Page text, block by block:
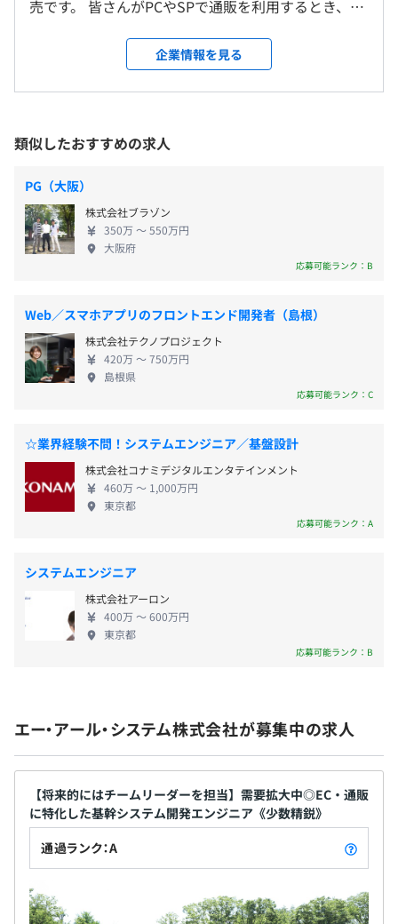
案件規模によりアジャイル開発とウォーターフォール開発
イトの開発は自社でプロジェクト管理し外部ベンダーに開
発を委託しています。
今後はECサイトの開発も自社内でおこなえる体制をつく
っていく予定です。
プロジェクトを進めていく際には、毎週のチームミーティ
日々チーム内でコミュニケーションを取っています。
【開発環境】
・OS：Windows、Linux
・言語：PHP、HTML5＋CSS3、JavaScript、Sass
・DB：MySQL、PostgreSQL
・バージョン管理：Git
Webチーム：2名
基幹チーム：13名
インフラチーム：2名
サポートチーム：8名
・完全週休2日制（土・日）
・祝日
・年末年始休暇
・夏季休暇
・有給休暇（入社半年後に10日間）
・通勤交通費（全額支給／上限3万円）
・住宅手当（上限として2万円まで支給／30分圏内および
家賃の50％まで）
・福利厚生サービスの各種サービス利用可
年1回（業績による）
社会保険完備（健康保険・厚生年金加入・雇用保険・労災
3カ月（待遇の変更はありません）
売です。 皆さんがPCやSPで通販を利用するとき、商
となっています。 たとえば、注文を受ける前に、在
庫があるかどうかをリアルタイムで表示しなければ
なりませんし、注文を受けた後は、販売会社だけで
れば、スムーズな配送はできません。入金確認をお
こない、その瞬間に在庫が切れたら、すぐに製造・
補充しなければなりません。これらを電話やメール
でやっていたら、膨大な作業量となり、人件費はか
かりますし、手作業でおこなっていると当然ミスが
目立ちます。 そこで煩雑な情報処理を、瞬時にこな
すのがわたしたちの通販基幹システムです。 これま
1500億円の流通に貢献してきました。決して大きな
会社ではありませんが、商品には高い評価をいただ
き、多くの大企業で活躍しています。 開発チーム
は、技術だけではなく通販業務の詳細にも精通して
おり、その上、コミュニケーション能力も優れてい
おります！
企業情報を見る
類似したおすすめの求人
PG（大阪）
株式会社ブラゾン
350万 〜 550万円
大阪府
応募可能ランク：B
Web／スマホアプリのフロントエンド開発者（島根）
株式会社テクノプロジェクト
420万 〜 750万円
島根県
応募可能ランク：C
☆業界経験不問！システムエンジニア／基盤設計
株式会社コナミデジタルエンタテインメント
460万 〜 1,000万円
東京都
応募可能ランク：A
システムエンジニア
株式会社アーロン
400万 〜 600万円
東京都
応募可能ランク：B
エー・アール・システム株式会社が募集中の求人
【将来的にはチームリーダーを担当】需要拡大中◎EC・通販
に特化した基幹システム開発エンジニア《少数精鋭》
通過ランク：A